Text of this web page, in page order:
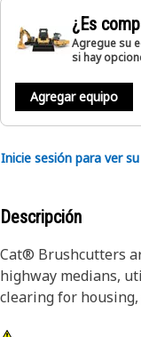
¿Es
Agregue su
si hay
Agregar equipo
Inicie sesión para ver
Descripción
Cat® Brushcutters
highway medians,
clearing for